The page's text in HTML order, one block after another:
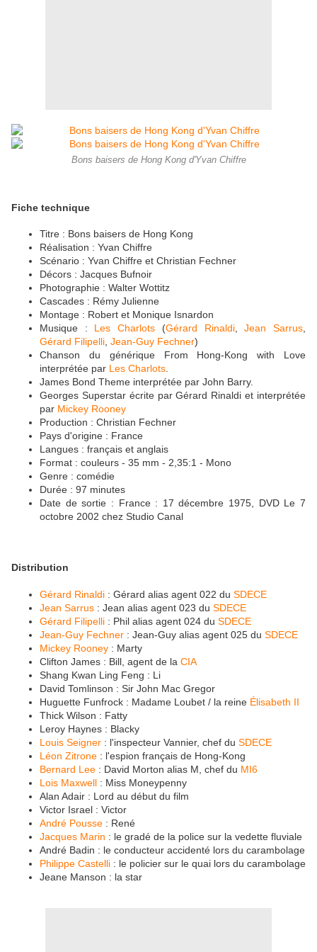
Bons baisers de Hong Kong d'Yvan Chiffre
Fiche technique
Titre : Bons baisers de Hong Kong
Réalisation : Yvan Chiffre
Scénario : Yvan Chiffre et Christian Fechner
Décors : Jacques Bufnoir
Photographie : Walter Wottitz
Cascades : Rémy Julienne
Montage : Robert et Monique Isnardon
Musique : Les Charlots (Gérard Rinaldi,Jean Sarrus,
Gérard Filipelli, Jean-Guy Fechner)
Chanson du générique From Hong-Kong with Love
interprétée par Les Charlots.
James Bond Theme interprétée par John Barry.
Georges Superstar écrite par Gérard Rinaldi et interprétée
par Mickey Rooney
Production : Christian Fechner
Pays d'origine : France
Langues : français et anglais
Format : couleurs - 35 mm - 2,35:1 - Mono
Genre : comédie
Durée : 97 minutes
Date de sortie : France : 17 décembre 1975, DVD Le 7
octobre 2002 chez Studio Canal
Distribution
Gérard Rinaldi : Gérard alias agent 022 du SDECE
Jean Sarrus : Jean alias agent 023 du SDECE
Gérard Filipelli : Phil alias agent 024 du SDECE
Jean-Guy Fechner : Jean-Guy alias agent 025 du SDECE
Mickey Rooney : Marty
Clifton James : Bill, agent de la CIA
Shang Kwan Ling Feng : Li
David Tomlinson : Sir John Mac Gregor
Huguette Funfrock : Madame Loubet / la reine Élisabeth II
Thick Wilson : Fatty
Leroy Haynes : Blacky
Louis Seigner : l'inspecteur Vannier, chef du SDECE
Léon Zitrone : l'espion français de Hong-Kong
Bernard Lee : David Morton alias M, chef du MI6
Lois Maxwell : Miss Moneypenny
Alan Adair : Lord au début du film
Victor Israel : Victor
André Pousse : René
Jacques Marin : le gradé de la police sur la vedette fluviale
André Badin : le conducteur accidenté lors du carambolage
Philippe Castelli : le policier sur le quai lors du carambolage
Jeane Manson : la star